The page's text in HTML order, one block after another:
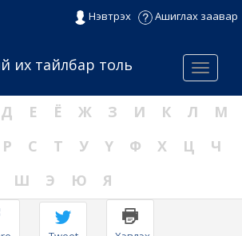
Нэвтрэх Ашиглах заавар
Menu
их тайлбар толь
Д Е Ё Ж З И К Л
М
Р С Т У Ү Ф Х Ц
Ч
Ш
Э Ю Я